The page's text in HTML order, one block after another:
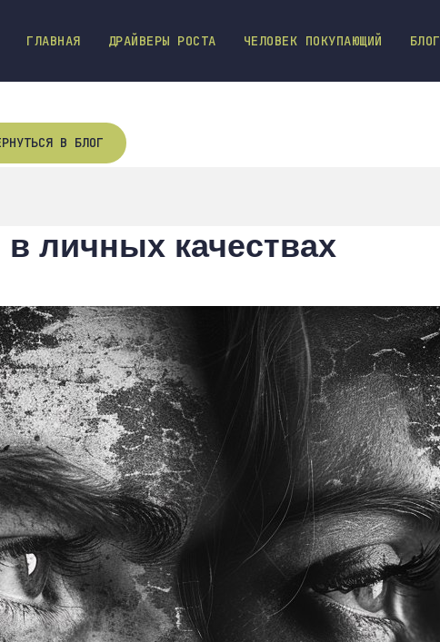
ГЛАВНАЯ ДРАЙВЕРЫ РОСТА ЧЕЛОВЕК ПОКУПАЮЩИЙ БЛОГ
В БЛОГ
личных качествах